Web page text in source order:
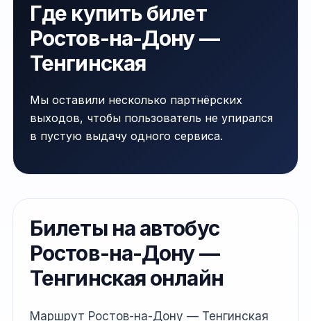
Где купить билет
Ростов-на-Дону —
Тенгинская
Мы оставили несколько партнёрских
выходов, чтобы пользователь не упирался
в пустую выдачу одного сервиса.
Билеты на автобус
Ростов-на-Дону —
Тенгинская онлайн
Маршрут Ростов-на-Дону — Тенгинская